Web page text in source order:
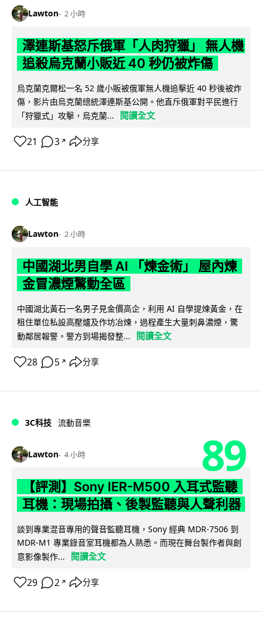
Lawton 2 小時
澤連斯基怒斥俄軍「人肉狩獵」 無人機
追殺烏克蘭小販近 40 秒仍被炸傷
烏克蘭克爾松一名 52 歲小販被俄軍無人機追擊近 40 秒後被炸
傷，影片由烏克蘭總統澤連斯基公開。他直斥俄軍對平民進行
「狩獵式」攻擊，烏克蘭...
閱讀全文
21 3 ↗ 分享
人工智能
Lawton 2 小時
中國湖北男自學 AI 「煉金術」 屋內煉
金冒濃煙驚動全區
中國湖北黃石一名男子見金價高企，利用 AI 自學提煉黃金，在
租住單位私設高壓爐及作坊冶煉，過程產生大量刺鼻濃煙，驚
動鄰居報警。警方到場揭發整...
閱讀全文
28 5 ↗ 分享
3C科技 流動音樂
Lawton 4 小時 89
【評測】Sony IER-M500 入耳式監聽
耳機：現場拍攝、後製監聽與人聲利器
談到專業混音專用的聲音監聽耳機，Sony 經典 MDR-7506 到
MDR-M1 專業錄音室耳機都為人熟悉。而現在舞台製作者與創
意影像製作...
閱讀全文
29 2 ↗ 分享